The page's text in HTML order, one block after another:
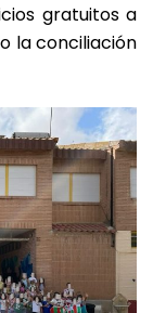
gratuitos a
la conciliación